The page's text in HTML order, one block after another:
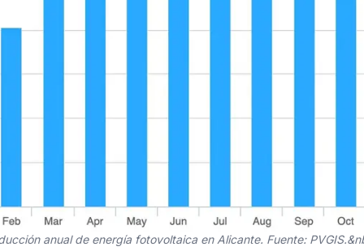
anual de energía fotovoltaica en Alicante. Fuente: